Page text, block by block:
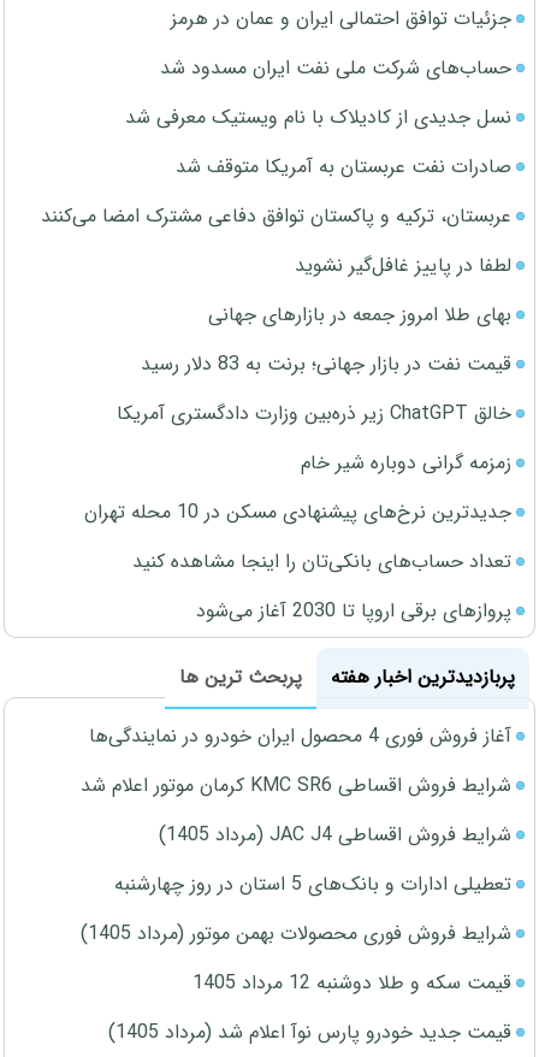
جزئیات توافق احتمالی ایران و عمان در هرمز
حساب‌های شرکت ملی نفت ایران مسدود شد
نسل جدیدی از کادیلاک با نام ویستیک معرفی شد
صادرات نفت عربستان به آمریکا متوقف شد
عربستان، ترکیه و پاکستان توافق دفاعی مشترک امضا می‌کنند
لطفا در پاییز غافل‌گیر نشوید
بهای طلا امروز جمعه در بازارهای جهانی
قیمت نفت در بازار جهانی؛ برنت به 83 دلار رسید
خالق ChatGPT زیر ذره‌بین وزارت دادگستری آمریکا
زمزمه گرانی دوباره شیر خام
جدیدترین نرخ‌های پیشنهادی مسکن در 10 محله تهران
تعداد حساب‌های بانکی‌تان را اینجا مشاهده کنید
پروازهای برقی اروپا تا 2030 آغاز می‌شود
پربازدیدترین اخبار هفته
پربحث ترین ها
آغاز فروش فوری 4 محصول ایران خودرو در نمایندگی‌ها
شرایط فروش اقساطی KMC SR6 کرمان موتور اعلام شد
شرایط فروش اقساطی JAC J4 (مرداد 1405)
تعطیلی ادارات و بانک‌های 5 استان در روز چهارشنبه
شرایط فروش فوری محصولات بهمن موتور (مرداد 1405)
قیمت سکه و طلا دوشنبه 12 مرداد 1405
قیمت جدید خودرو پارس نوآ اعلام شد (مرداد 1405)